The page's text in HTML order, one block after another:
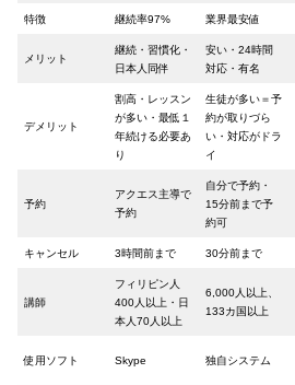
特徴 継続率97% 業界最安値
メリット
継続・習慣化・
日本人同伴
安い・24時間
対応・有名
デメリット
割高・レッスン
が多い・最低１
年続ける必要あ
り
生徒が多い＝予
約が取りづら
い・対応がドラ
イ
予約
アクエス主導で
予約
自分で予約・
15分前まで予
約可
キャンセル 3時間前まで 30分前まで
講師
フィリピン人
400人以上・日
本人70人以上
6,000人以上、
133カ国以上
使用ソフト Skype 独自システム